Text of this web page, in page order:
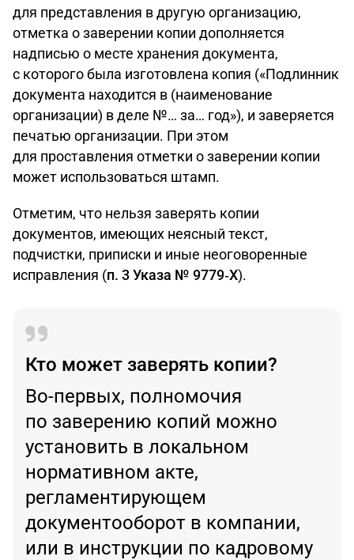
для представления в другую организацию,
отметка о заверении копии дополняется
надписью о месте хранения документа,
с которого была изготовлена копия («Подлинник
документа находится в (на­именование
организации) в деле №… за… год»), и заверяется
печатью организации. При этом
для проставления отметки о заверении копии
может использоваться штамп.
Отметим, что нельзя заверять копии
документов, имеющих неясный текст,
подчистки, приписки и иные неоговоренные
исправления (п. 3 Указа № 9779‑X).
Кто может заверять копии?
Во-первых, полномочия
по заверению копий можно
установить в локальном
нормативном акте,
регламентирующем
документооборот в компании,
или в инструкции по кадровому